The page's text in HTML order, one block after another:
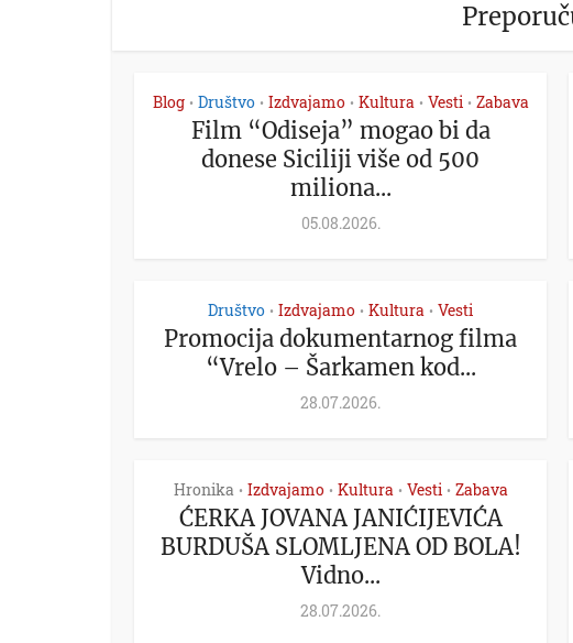
Blog • Društvo • Izdvajamo • Kultura • Vesti • Zabava
Film “Odiseja” mogao bi da
donese Siciliji više od 500
miliona...
05.08.2026.
Društvo • Izdvajamo • Kultura • Vesti
Promocija dokumentarnog filma
“Vrelo – Šarkamen kod...
28.07.2026.
Hronika • Izdvajamo • Kultura • Vesti • Zabava
ĆERKA JOVANA JANIĆIJEVIĆA
BURDUŠA SLOMLJENA OD BOLA!
Vidno...
28.07.2026.